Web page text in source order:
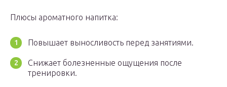
Плюсы ароматного напитка:
Повышает выносливость перед занятиями.
Снижает болезненные ощущения после
тренировки.